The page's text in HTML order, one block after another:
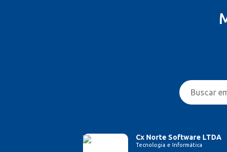
Cx Norte Software LTDA
Tecnologia e Informática